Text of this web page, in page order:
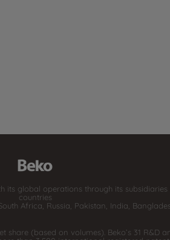
global operations through its
countries
(based on volumes). Beko’s 31 R&D